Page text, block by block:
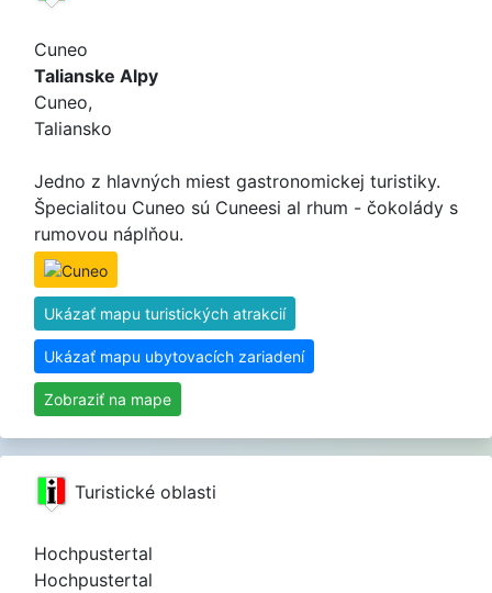
Cuneo
Talianske Alpy
Cuneo,
Taliansko
Jedno z hlavných miest gastronomickej turistiky.
Špecialitou Cuneo sú Cuneesi al rhum - čokolády s
rumovou náplňou.
Ukázať mapu turistických atrakcií
Ukázať mapu ubytovacích zariadení
Zobraziť na mape
Turistické oblasti
Hochpustertal
Hochpustertal